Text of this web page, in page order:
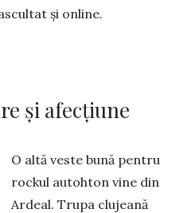
și online.
și afecțiune
O altă veste bună pentru
rockul autohton vine din
Ardeal. Tru­pa clujeană